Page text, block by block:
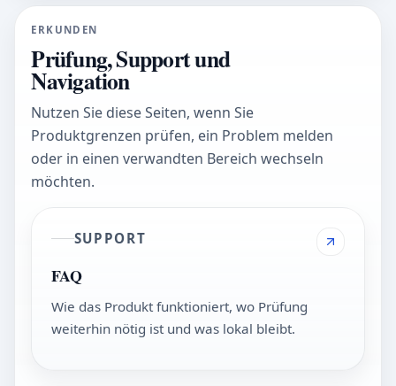
ERKUNDEN
Prüfung, Support und
Navigation
Nutzen Sie diese Seiten, wenn Sie
Produktgrenzen prüfen, ein Problem melden
oder in einen verwandten Bereich wechseln
möchten.
SUPPORT
FAQ
Wie das Produkt funktioniert, wo Prüfung
weiterhin nötig ist und was lokal bleibt.